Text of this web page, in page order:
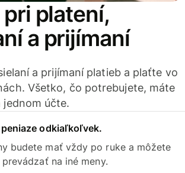
platení,
a prijímaní
a prijímaní platieb a plaťte vo
Všetko, čo potrebujete, máte
účte.
odkiaľkoľvek.
budete mať vždy po ruke a môžete
na iné meny.